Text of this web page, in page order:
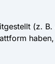
(z.